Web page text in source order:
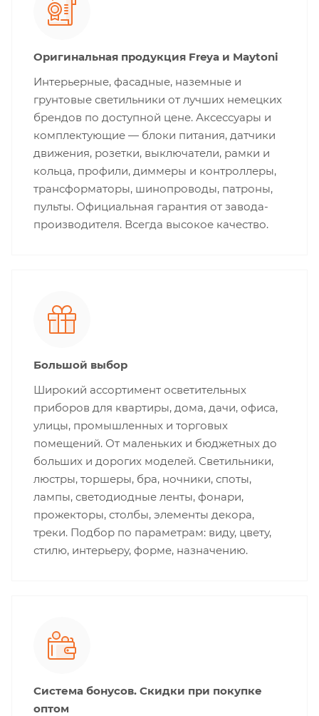
Оригинальная продукция Freya и Maytoni
Интерьерные, фасадные, наземные и
грунтовые светильники от лучших немецких
брендов по доступной цене. Аксессуары и
комплектующие — блоки питания, датчики
движения, розетки, выключатели, рамки и
кольца, профили, диммеры и контроллеры,
трансформаторы, шинопроводы, патроны,
пульты. Официальная гарантия от завода-
производителя. Всегда высокое качество.
Большой выбор
Широкий ассортимент осветительных
приборов для квартиры, дома, дачи, офиса,
улицы, промышленных и торговых
помещений. От маленьких и бюджетных до
больших и дорогих моделей. Светильники,
люстры, торшеры, бра, ночники, споты,
лампы, светодиодные ленты, фонари,
прожекторы, столбы, элементы декора,
треки. Подбор по параметрам: виду, цвету,
стилю, интерьеру, форме, назначению.
Система бонусов. Скидки при покупке
оптом